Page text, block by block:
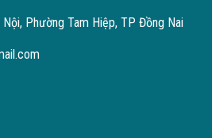
Phường Tam Hiệp, TP Đồng Nai